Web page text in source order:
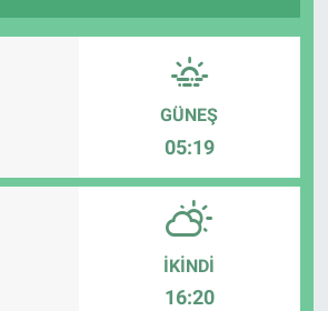
GÜNEŞ
05:19
İKINDI
16:20